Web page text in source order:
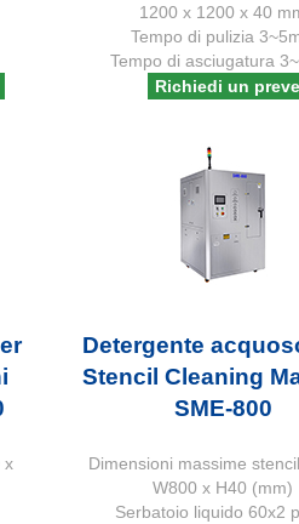
1200 x 1200 x 40
Tempo di pulizia
Tempo di asciugatura
Richiedi un
x
Detergente
Stencil Cleaning
SME-800
Dimensioni massime
W800 x H40 (mm)
Serbatoio liquido 60x2